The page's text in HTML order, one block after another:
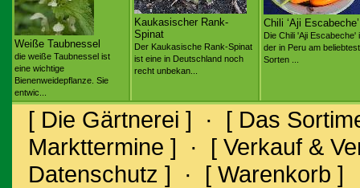
Weiße Taubnessel
die weiße Taubnessel ist
eine wichtige
Bienenweidepflanze. Sie
entwic...
Kaukasischer Rank-
Spinat
Der Kaukasische Rank-Spinat
ist eine in Deutschland noch
recht unbekan...
Chili ‘Aji Escabeche’
Die Chili 'Aji Escabeche'
der in Peru am
Sorten ...
[ Die Gärtnerei ] · [ Das
Markttermine ] · [ Verkauf &
Datenschutz ] · [ Warenkorb ]